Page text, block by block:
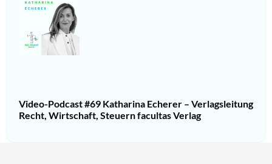
Video-Podcast #69 Katharina Echerer – Verlagsleitung
Recht, Wirtschaft, Steuern facultas Verlag